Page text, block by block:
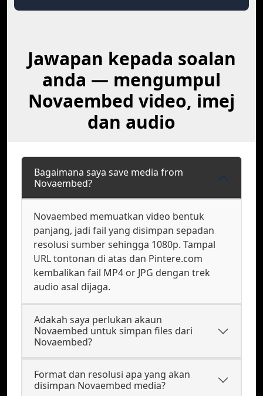
Jawapan kepada soalan
anda — mengumpul
Novaembed video, imej
dan audio
Bagaimana saya save media from
Novaembed?
Novaembed memuatkan video bentuk
panjang, jadi fail yang disimpan sepadan
resolusi sumber sehingga 1080p. Tampal
URL tontonan di atas dan Pintere.com
kembalikan fail MP4 or JPG dengan trek
audio asal dijaga.
Adakah saya perlukan akaun
Novaembed untuk simpan files dari
Novaembed?
Format dan resolusi apa yang akan
disimpan Novaembed media?